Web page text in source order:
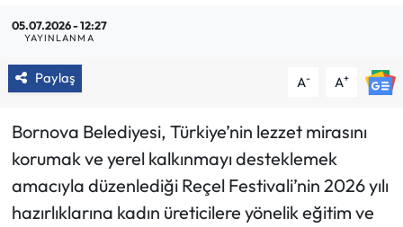
05.07.2026 - 12:27
YAYINLANMA
Paylaş A- A+
Bornova Belediyesi, Türkiye’nin lezzet mirasını
korumak ve yerel kalkınmayı desteklemek
amacıyla düzenlediği Reçel Festivali’nin 2026 yılı
hazırlıklarına kadın üreticilere yönelik eğitim ve